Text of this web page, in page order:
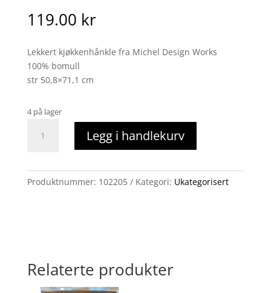
119.00 kr
Lekkert kjøkkenhånkle fra Michel Design Works
100% bomull
str 50,8×71,1 cm
4 på lager
Kjøkkenhånkle,
butterfly
Legg i handlekurv
Produktnummer: 102205 Kategori: Ukategorisert
Relaterte produkter